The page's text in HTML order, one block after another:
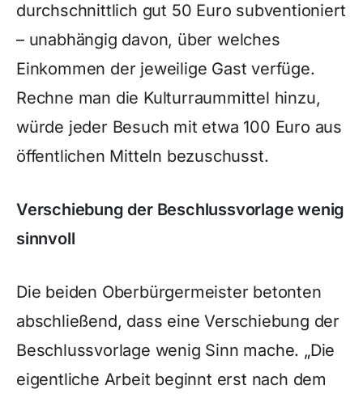
durchschnittlich gut 50 Euro subventioniert
– unabhängig davon, über welches
Einkommen der jeweilige Gast verfüge.
Rechne man die Kulturraummittel hinzu,
würde jeder Besuch mit etwa 100 Euro aus
öffentlichen Mitteln bezuschusst.
Verschiebung der Beschlussvorlage wenig
sinnvoll
Die beiden Oberbürgermeister betonten
abschließend, dass eine Verschiebung der
Beschlussvorlage wenig Sinn mache. „Die
eigentliche Arbeit beginnt erst nach dem